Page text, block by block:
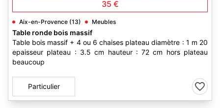
35 €
Aix-en-Provence (13) Meubles
Table ronde bois massif
Table bois massif + 4 ou 6 chaises plateau diamètre : 1 m 20
epaisseur plateau : 3.5 cm hauteur : 72 cm hors plateau
beaucoup
Particulier